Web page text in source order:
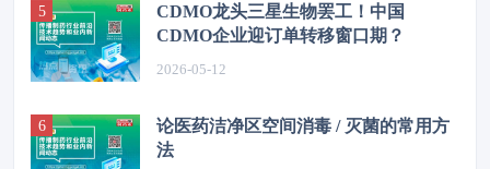
CDMO龙头三星生物罢工！中国
CDMO企业迎订单转移窗口期？
2026-05-12
论医药洁净区空间消毒 / 灭菌的常用方
法